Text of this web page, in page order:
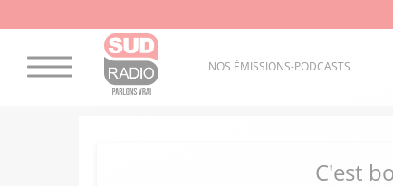
NOS ÉMISSIONS-PODCASTS
C'est